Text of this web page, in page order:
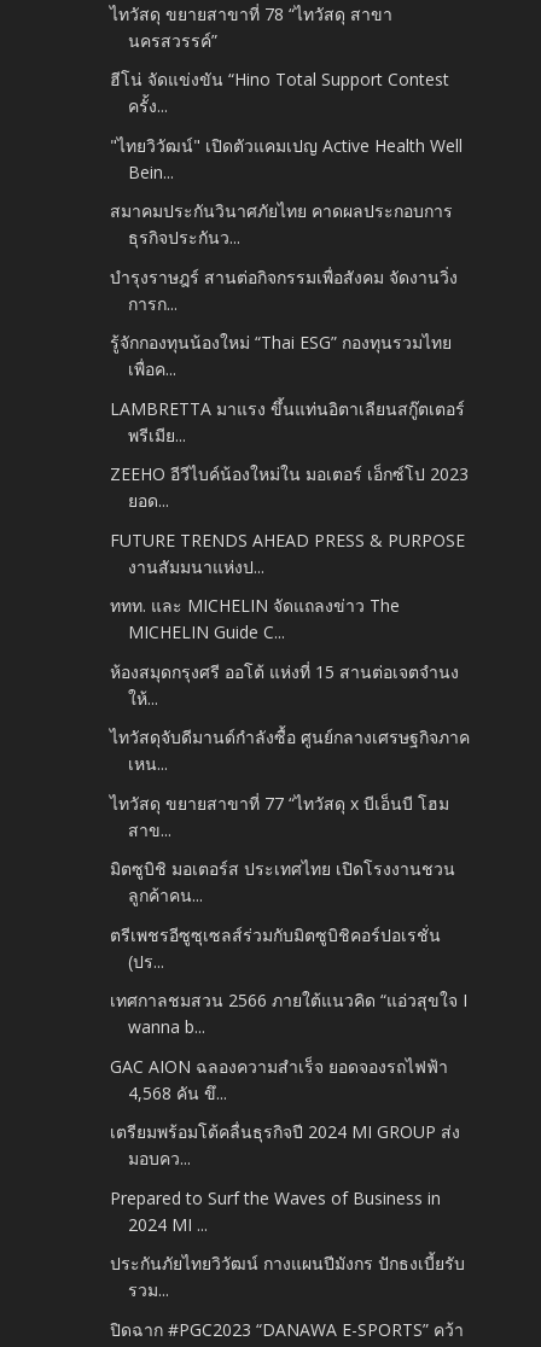
ไทวัสดุ ขยายสาขาที่ 78 “ไทวัสดุ สาขา
นครสวรรค์”
ฮีโน่ จัดแข่งขัน “Hino Total Support Contest
ครั้ง...
"ไทยวิวัฒน์" เปิดตัวแคมเปญ Active Health Well
Bein...
สมาคมประกันวินาศภัยไทย คาดผลประกอบการ
ธุรกิจประกันว...
บำรุงราษฎร์ สานต่อกิจกรรมเพื่อสังคม จัดงานวิ่ง
การก...
รู้จักกองทุนน้องใหม่ “Thai ESG” กองทุนรวมไทย
เพื่อค...
LAMBRETTA มาแรง ขึ้นแท่นอิตาเลียนสกู๊ตเตอร์
พรีเมีย...
ZEEHO อีวีไบค์น้องใหม่ใน มอเตอร์ เอ็กซ์โป 2023
ยอด...
FUTURE TRENDS AHEAD PRESS & PURPOSE
งานสัมมนาแห่งป...
ททท. และ MICHELIN จัดแถลงข่าว The
MICHELIN Guide C...
ห้องสมุดกรุงศรี ออโต้ แห่งที่ 15 สานต่อเจตจำนง
ให้...
ไทวัสดุจับดีมานด์กำลังซื้อ ศูนย์กลางเศรษฐกิจภาค
เหน...
ไทวัสดุ ขยายสาขาที่ 77 “ไทวัสดุ x บีเอ็นบี โฮม
สาข...
มิตซูบิชิ มอเตอร์ส ประเทศไทย เปิดโรงงานชวน
ลูกค้าคน...
ตรีเพชรอีซูซุเซลส์ร่วมกับมิตซูบิชิคอร์ปอเรชั่น
(ปร...
เทศกาลชมสวน 2566 ภายใต้แนวคิด “แอ่วสุขใจ I
wanna b...
GAC AION ฉลองความสำเร็จ ยอดจองรถไฟฟ้า
4,568 คัน ขึ...
เตรียมพร้อมโต้คลื่นธุรกิจปี 2024 MI GROUP ส่ง
มอบคว...
Prepared to Surf the Waves of Business in
2024 MI ...
ประกันภัยไทยวิวัฒน์ กางแผนปีมังกร ปักธงเบี้ยรับ
รวม...
ปิดฉาก #PGC2023 “DANAWA E-SPORTS” คว้า